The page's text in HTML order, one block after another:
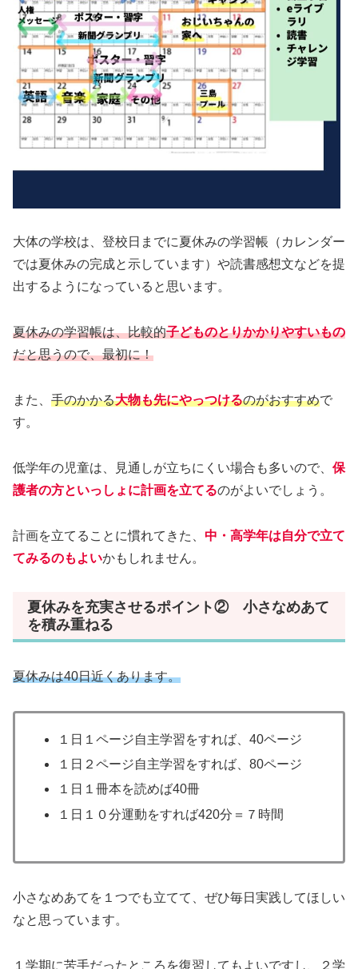
大体の学校は、登校日までに夏休みの学習帳（カレンダー
では夏休みの完成と示しています）や読書感想文などを提
出するようになっていると思います。
夏休みの学習帳は、比較的子どものとりかかりやすいもの
だと思うので、最初に！
また、 手のかかる大物も先にやっつけるのがおすすめで
す。
低学年の児童は、見通しが立ちにくい場合も多いので、 保
護者の方といっしょに計画を立てるのがよいでしょう。
計画を立てることに慣れてきた、 中・高学年は自分で立て
てみるのもよいかもしれません。
夏休みを充実させるポイント② 小さなめあて
を積み重ねる
夏休みは40日近くあります。
１日１ページ自主学習をすれば、40ページ
１日２ページ自主学習をすれば、80ページ
１日１冊本を読めば40冊
１日１０分運動をすれば420分＝７時間
小さなめあてを１つでも立てて、ぜひ毎日実践してほしい
なと思っています。
１学期に苦手だったところを復習してもよいですし、２学